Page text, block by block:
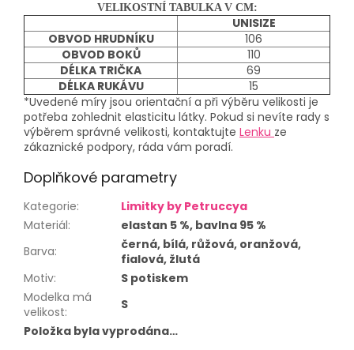
VELIKOSTNÍ TABULKA V CM:
UNISIZE
OBVOD HRUDNÍKU
106
OBVOD BOKŮ
110
DÉLKA TRIČKA
69
DÉLKA RUKÁVU
15
*Uvedené míry jsou orientační a při výběru velikosti je
potřeba zohlednit elasticitu látky. Pokud si nevíte rady s
výběrem správné velikosti, kontaktujte Lenku ze
zákaznické podpory, ráda vám poradí.
Doplňkové parametry
Kategorie:
Limitky by Petruccya
Materiál:
elastan 5 %, bavlna 95 %
Barva:
černá, bílá, růžová, oranžová,
fialová, žlutá
Motiv:
S potiskem
Modelka má
velikost:
S
Položka byla vyprodána…